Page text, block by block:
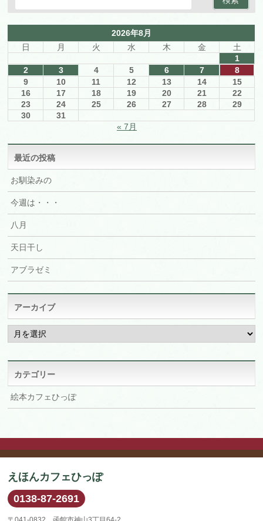
2026年8月
日
月 火 水 木 金
土
1
2
3 4 5 6 7
8
9
10 11 12 13 14
15
16
17 18 19 20 21
22
23
24 25 26 27 28
29
30
31
« 7月
最近の投稿
お馴染みの
今週は・・・
八月
天日干し
アブラゼミ
アーカイブ
ア
ー
カ
カテゴリー
絵本カフェひっぽ
えほんカフェひっぽ
0138-87-2691